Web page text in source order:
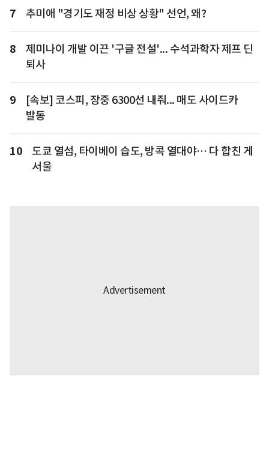
7 추미애 "경기도 재정 비상 상황" 선언, 왜?
8
제미나이 개발 이끈 '구글 전설'... 수석과학자 제프 딘
퇴사
9
[속보] 코스피, 장중 6300선 내줘... 매도 사이드카
발동
10
도쿄 열섬, 타이베이 습도, 방콕 열대야… 다 합친 게
서울